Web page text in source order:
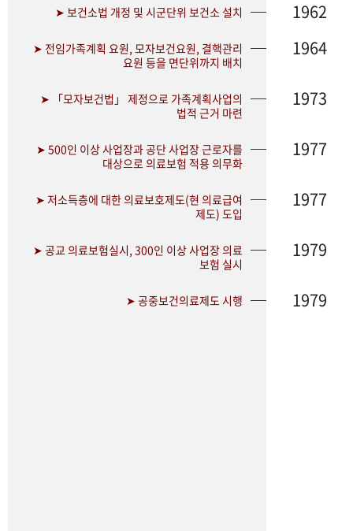
➤ 보건소법 개정 및 시군단위 보건소 설치 1962
➤ 전임가족계획 요원, 모자보건요원, 결핵관리
요원 등을 면단위까지 배치
1964
➤ 「모자보건법」 제정으로 가족계획사업의
법적 근거 마련
1973
➤ 500인 이상 사업장과 공단 사업장 근로자를
대상으로 의료보험 적용 의무화
1977
➤ 저소득층에 대한 의료보호제도(현 의료급여
제도) 도입
1977
➤ 공교 의료보험실시, 300인 이상 사업장 의료
보험 실시
1979
➤ 공중보건의료제도 시행 1979